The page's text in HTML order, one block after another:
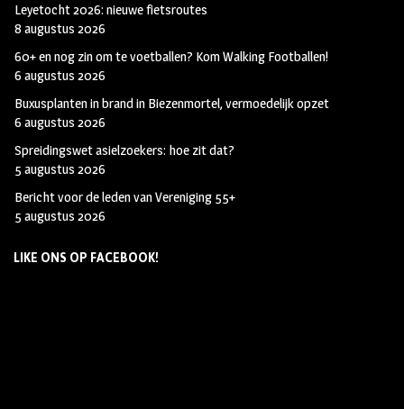
Leyetocht 2026: nieuwe fietsroutes
8 augustus 2026
60+ en nog zin om te voetballen? Kom Walking Footballen!
6 augustus 2026
Buxusplanten in brand in Biezenmortel, vermoedelijk opzet
6 augustus 2026
Spreidingswet asielzoekers: hoe zit dat?
5 augustus 2026
Bericht voor de leden van Vereniging 55+
5 augustus 2026
LIKE ONS OP FACEBOOK!